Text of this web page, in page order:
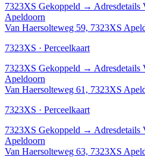
7323XS Gekoppeld → Adresdetails
Apeldoorn
Van Haersolteweg 59, 7323XS
7323XS · Perceelkaart
7323XS Gekoppeld → Adresdetails
Apeldoorn
Van Haersolteweg 61, 7323XS
7323XS · Perceelkaart
7323XS Gekoppeld → Adresdetails
Apeldoorn
Van Haersolteweg 63, 7323XS